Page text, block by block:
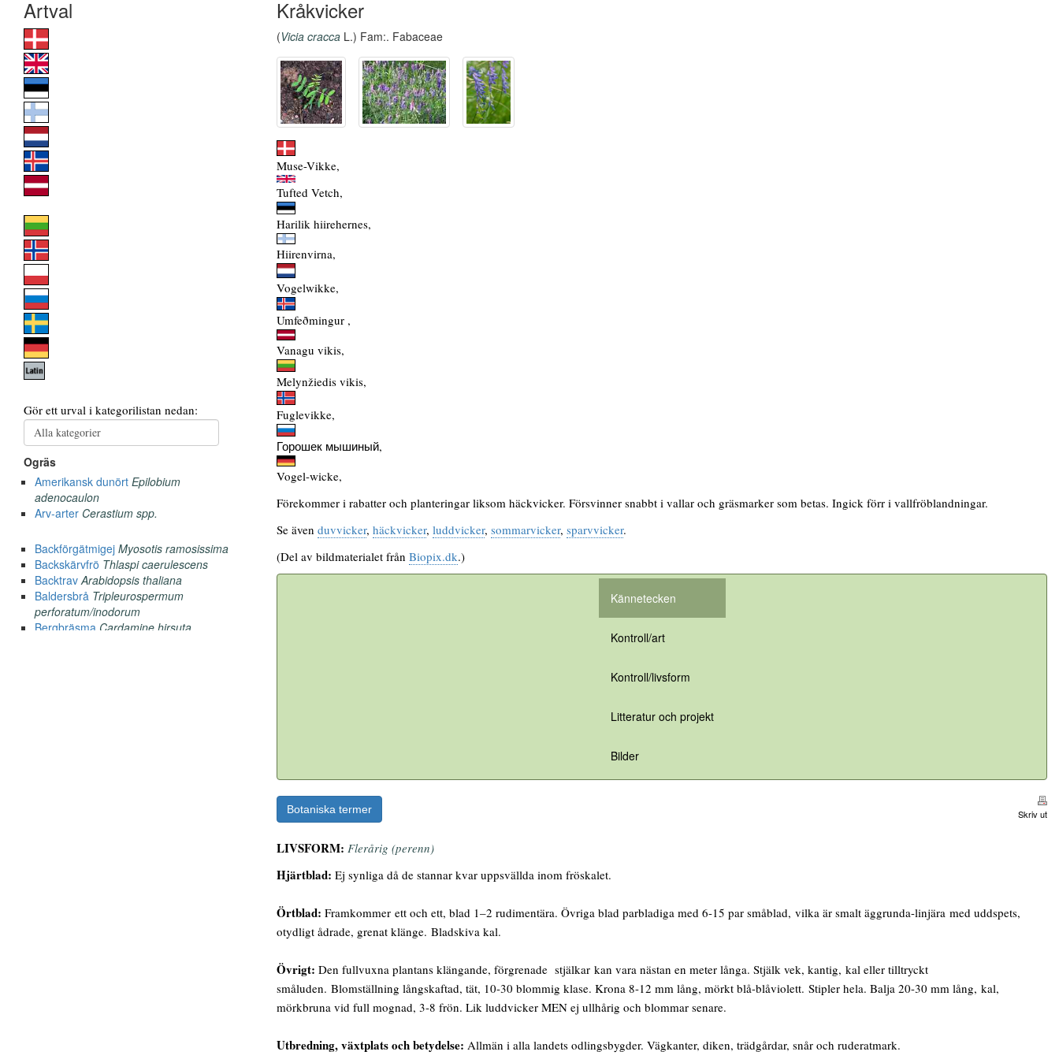
Kråkvicker
(Vicia cracca L.) Fam:. Fabaceae
Muse-Vikke,
Tufted Vetch,
Harilik hiirehernes,
Hiirenvirna,
Vogelwikke,
Umfeðmingur ,
Vanagu vikis,
Melynžiedis vikis,
Fuglevikke,
Горошек мышиный,
Vogel-wicke,
Förekommer i rabatter och planteringar liksom häckvicker. Försvinner snabbt i vallar och gräsmarker som betas. Ingick förr i vallfröblandningar.
Se även duvvicker, häckvicker, luddvicker, sommarvicker, sparvvicker.
(Del av bildmaterialet från Biopix.dk.)
Kännetecken
Kontroll/art
Kontroll/livsform
Litteratur och projekt
Bilder
Botaniska termer Skriv ut
LIVSFORM: Flerårig (perenn)
Hjärtblad: Ej synliga då de stannar kvar uppsvällda inom fröskalet.
Örtblad: Framkommer ett och ett, blad 1–2 rudimentära. Övriga blad parbladiga med 6-15 par småblad, vilka är smalt äggrunda-linjära med uddspets,
otydligt ådrade, grenat klänge. Bladskiva kal.
Övrigt: Den fullvuxna plantans klängande, förgrenade stjälkar kan vara nästan en meter långa. Stjälk vek, kantig, kal eller tilltryckt
småluden. Blomställning långskaftad, tät, 10-30 blommig klase. Krona 8-12 mm lång, mörkt blå-blåviolett. Stipler hela. Balja 20-30 mm lång, kal,
mörkbruna vid full mognad, 3-8 frön. Lik luddvicker MEN ej ullhårig och blommar senare.
Utbredning, växtplats och betydelse: Allmän i alla landets odlingsbygder. Vägkanter, diken, trädgårdar, snår och ruderatmark.